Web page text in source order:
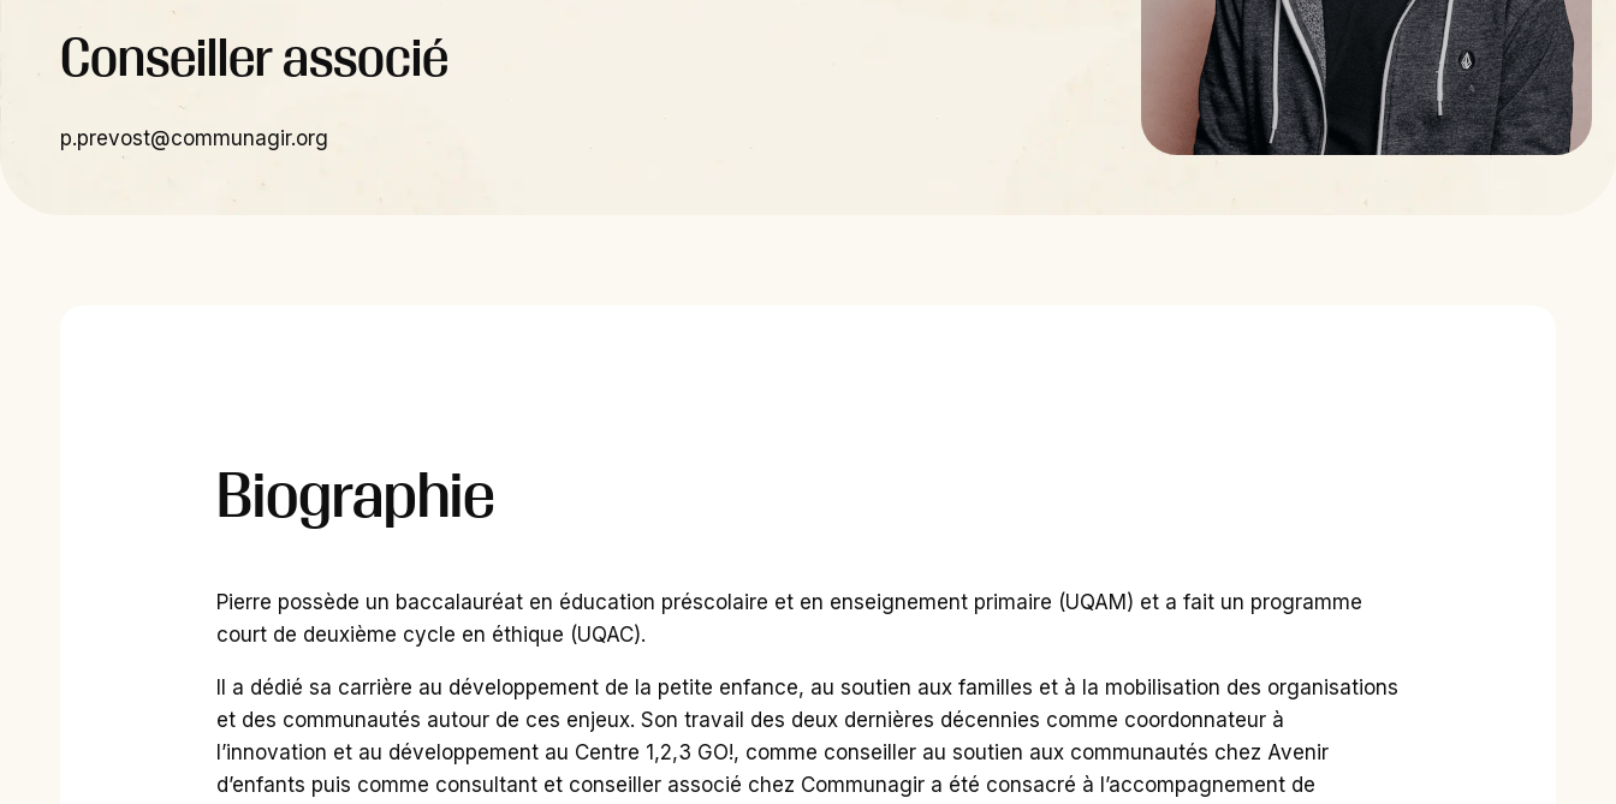
Conseiller associé
p.prevost@communagir.org
Biographie
Pierre possède un baccalauréat en éducation préscolaire et en enseignement primaire (UQAM) et a fait un programme
court de deuxième cycle en éthique (UQAC).
Il a dédié sa carrière au développement de la petite enfance, au soutien aux familles et à la mobilisation des organisations
et des communautés autour de ces enjeux. Son travail des deux dernières décennies comme coordonnateur à
l’innovation et au développement au Centre 1,2,3 GO!, comme conseiller au soutien aux communautés chez Avenir
d’enfants puis comme consultant et conseiller associé chez Communagir a été consacré à l’accompagnement de